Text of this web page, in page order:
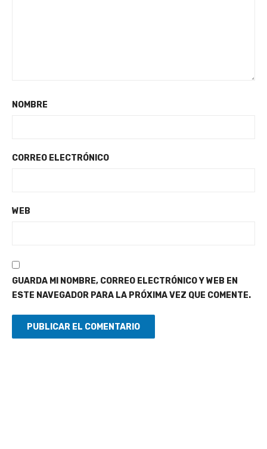
NOMBRE
CORREO ELECTRÓNICO
WEB
GUARDA MI NOMBRE, CORREO ELECTRÓNICO Y WEB EN
ESTE NAVEGADOR PARA LA PRÓXIMA VEZ QUE COMENTE.